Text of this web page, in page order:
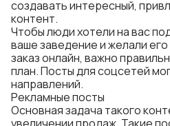
создавать интересный,
контент.
Чтобы люди хотели на вас
ваше заведение и желали
заказ онлайн, важно
план. Посты для соцсетей
направлений.
Рекламные посты
Основная задача такого